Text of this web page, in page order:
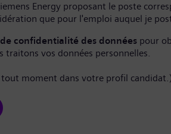
Energy proposant le poste
que pour l'emploi auquel je
confidentialité des données pour
traitons vos données personnelles.
moment dans votre profil